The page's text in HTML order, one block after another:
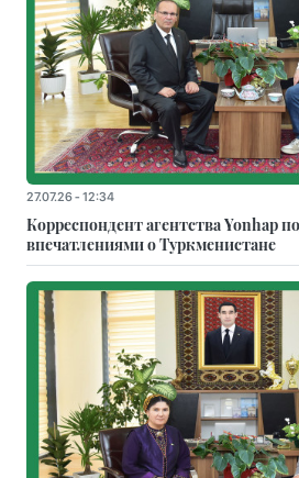
27.07.26 - 12:34
Корреспондент агентства Yonhap
впечатлениями о Туркменистане